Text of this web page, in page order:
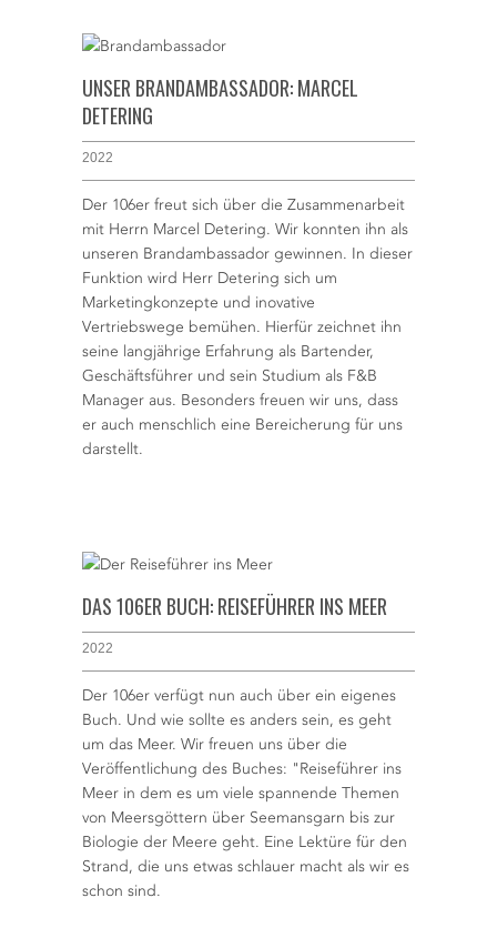
UNSER BRANDAMBASSADOR: MARCEL
DETERING
2022
Der 106er freut sich über die Zusammenarbeit
mit Herrn Marcel Detering. Wir konnten ihn als
unseren Brandambassador gewinnen. In dieser
Funktion wird Herr Detering sich um
Marketingkonzepte und inovative
Vertriebswege bemühen. Hierfür zeichnet ihn
seine langjährige Erfahrung als Bartender,
Geschäftsführer und sein Studium als F&B
Manager aus. Besonders freuen wir uns, dass
er auch menschlich eine Bereicherung für uns
darstellt.
DAS 106ER BUCH: REISEFÜHRER INS MEER
2022
Der 106er verfügt nun auch über ein eigenes
Buch. Und wie sollte es anders sein, es geht
um das Meer. Wir freuen uns über die
Veröffentlichung des Buches: "Reiseführer ins
Meer in dem es um viele spannende Themen
von Meersgöttern über Seemansgarn bis zur
Biologie der Meere geht. Eine Lektüre für den
Strand, die uns etwas schlauer macht als wir es
schon sind.